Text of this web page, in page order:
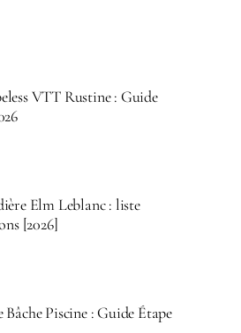
VTT Rustine : Guide
Elm Leblanc : liste
[2026]
Piscine : Guide Étape